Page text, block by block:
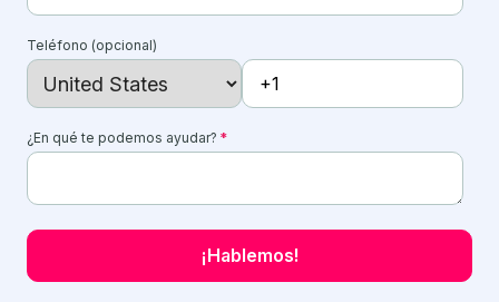
Teléfono (opcional)
¿En qué te podemos ayudar? *